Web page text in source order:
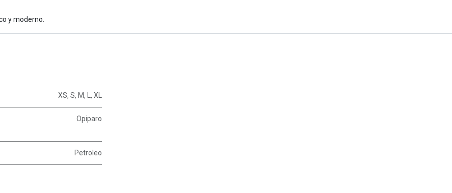
y moderno.
XS, S, M, , XL
Opiparo
Petroleo